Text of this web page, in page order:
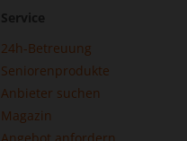
Service
24h-Betreuung
Seniorenprodukte
Anbieter suchen
Magazin